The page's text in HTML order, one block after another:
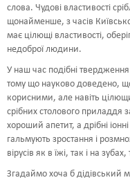
слова. Чудові властивості
щонайменше, з часів
має цілющі властивості,
недоброї людини.
У наш час подібні
тому що науково доведено,
корисними, але навіть
срібних столового приладдя
хороший апетит, а дрібні
гальмують зростання і
вірусів як в їжі, так і на
Згадаймо хоча б дідівський